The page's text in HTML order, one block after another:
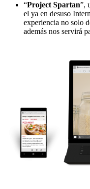
“Project Spartan”,
el ya en desuso
experiencia no solo
además nos servirá